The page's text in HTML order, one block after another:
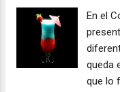
En el
queda
que lo